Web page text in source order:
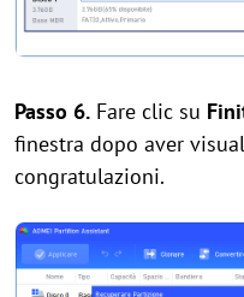
Passo 6. Fare clic su
finestra dopo aver
congratulazioni.